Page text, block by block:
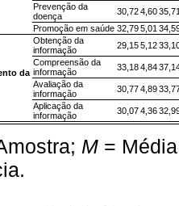
Prevenção da
doença
30,724,60
Promoção em saúde 32,795,01
da
Obtenção da
informação
29,155,12
Compreensão da
informação
33,184,84
Avaliação da
informação
30,774,89
Aplicação da
informação
30,074,36
M =